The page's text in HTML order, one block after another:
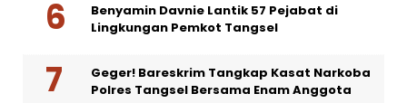
Benyamin Davnie Lantik 57 Pejabat di
Lingkungan Pemkot Tangsel
Geger! Bareskrim Tangkap Kasat Narkoba
Polres Tangsel Bersama Enam Anggota